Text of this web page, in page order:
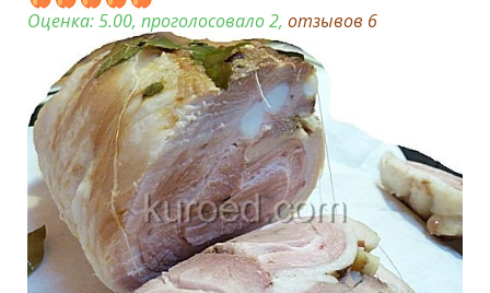
Оценка:5.00, проголосовало 2, отзывов 6